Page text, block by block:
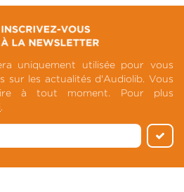
uniquement utilisée pour vous
sur les actualités d'Audiolib. Vous
à tout moment. Pour plus
.